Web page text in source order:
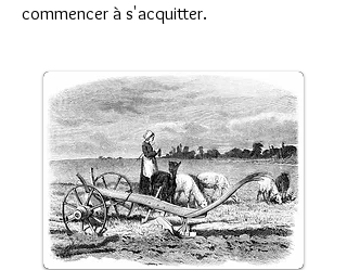
commencer à s'acquitter.